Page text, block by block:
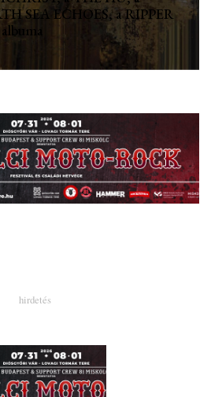
SEA ECHOES, a RIPPER